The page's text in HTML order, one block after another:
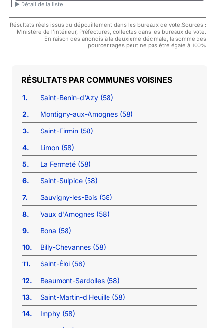
► Détail de la liste
Résultats réels issus du dépouillement dans les bureaux de vote.Sources :
Ministère de l'intérieur, Préfectures, collectes dans les bureaux de vote.
En raison des arrondis à la deuxième décimale, la somme des
pourcentages peut ne pas être égale à 100%
COMMUNES VOISINES
1.
Saint-Benin-d'Azy (58)
2.
Montigny-aux-Amognes (58)
3.
Saint-Firmin (58)
4.
Limon (58)
5.
La Fermeté (58)
6.
Saint-Sulpice (58)
7.
Sauvigny-les-Bois (58)
8.
Vaux d'Amognes (58)
9.
Bona (58)
10.
Billy-Chevannes (58)
11.
Saint-Éloi (58)
12.
Beaumont-Sardolles (58)
13.
Saint-Martin-d'Heuille (58)
14.
Imphy (58)